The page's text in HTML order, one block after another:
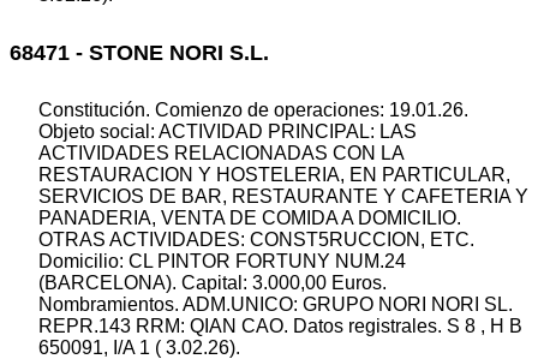
68471 - STONE NORI S.L.
Constitución. Comienzo de operaciones: 19.01.26.
Objeto social: ACTIVIDAD PRINCIPAL: LAS
ACTIVIDADES RELACIONADAS CON LA
RESTAURACION Y HOSTELERIA, EN PARTICULAR,
SERVICIOS DE BAR, RESTAURANTE Y CAFETERIA Y
PANADERIA, VENTA DE COMIDA A DOMICILIO.
OTRAS ACTIVIDADES: CONST5RUCCION, ETC.
Domicilio: CL PINTOR FORTUNY NUM.24
(BARCELONA). Capital: 3.000,00 Euros.
Nombramientos. ADM.UNICO: GRUPO NORI NORI SL.
REPR.143 RRM: QIAN CAO. Datos registrales. S 8 , H B
650091, I/A 1 ( 3.02.26).